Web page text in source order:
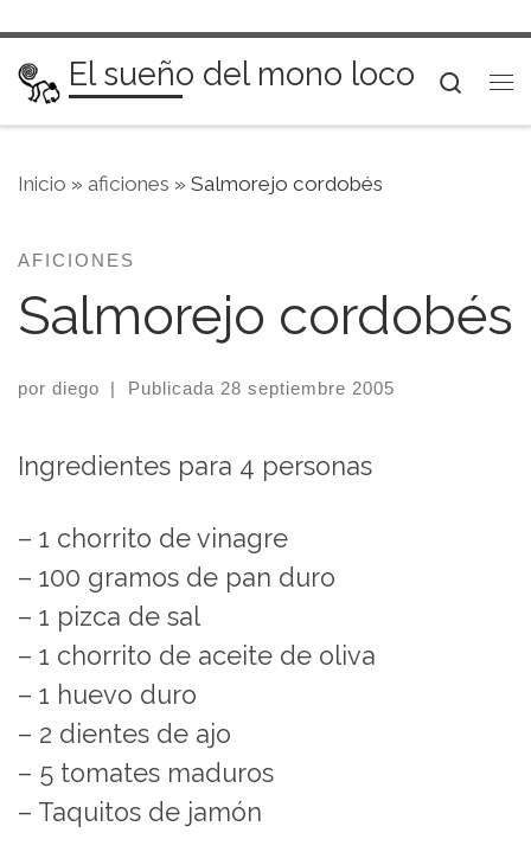
Saltar al contenido
El sueño del mono loco
Inicio » aficiones » Salmorejo cordobés
AFICIONES
Salmorejo cordobés
por diego | Publicada 28 septiembre 2005
Ingredientes para 4 personas
– 1 chorrito de vinagre
– 100 gramos de pan duro
– 1 pizca de sal
– 1 chorrito de aceite de oliva
– 1 huevo duro
– 2 dientes de ajo
– 5 tomates maduros
– Taquitos de jamón